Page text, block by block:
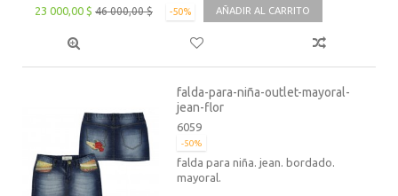
23 000,00 $ 46 000,00 $ -50% AÑADIR AL CARRITO
falda-para-niña-outlet-mayoral-
jean-flor
6059
-50%
falda para niña. jean. bordado.
mayoral.